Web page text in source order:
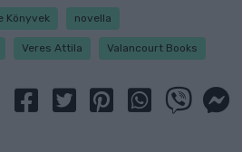
Könyvek novella
Veres Attila Valancourt Books